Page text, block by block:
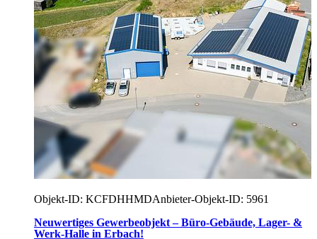
Objekt-ID: KCFDHHMDAnbieter-Objekt-ID: 5961
Neuwertiges Gewerbeobjekt – Büro-Gebäude, Lager- &
Werk-Halle in Erbach!